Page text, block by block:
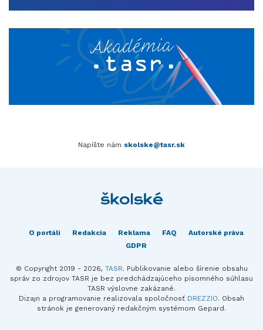
Napíšte nám skolske@tasr.sk
O portáli Redakcia Reklama FAQ
Autorské práva
GDPR
© Copyright 2019 - 2026, TASR. Publikovanie alebo šírenie obsahu
správ zo zdrojov TASR je bez predchádzajúceho písomného súhlasu
TASR výslovne zakázané.
Dizajn a programovanie realizovala spoločnosť DREZZIO. Obsah
stránok je generovaný redakčným systémom Gepard.